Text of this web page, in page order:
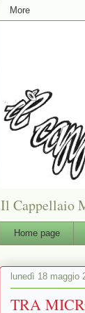
Il Cappellaio
Home page
lunedì 18 maggio
TRA